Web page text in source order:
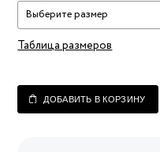
Выберите размер
Таблица размеров
ДОБАВИТЬ В КОРЗИНУ